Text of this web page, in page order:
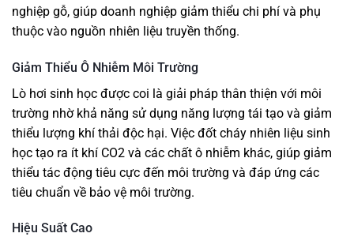
nghiệp gỗ, giúp doanh nghiệp giảm thiểu chi phí và phụ
thuộc vào nguồn nhiên liệu truyền thống.
Giảm Thiểu Ô Nhiễm Môi Trường
Lò hơi sinh học được coi là giải pháp thân thiện với môi
trường nhờ khả năng sử dụng năng lượng tái tạo và giảm
thiểu lượng khí thải độc hại. Việc đốt cháy nhiên liệu sinh
học tạo ra ít khí CO2 và các chất ô nhiễm khác, giúp giảm
thiểu tác động tiêu cực đến môi trường và đáp ứng các
tiêu chuẩn về bảo vệ môi trường.
Hiệu Suất Cao